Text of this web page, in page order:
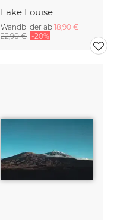
Lake Louise
Wandbilder ab 18,90 €
22,90 € -20%